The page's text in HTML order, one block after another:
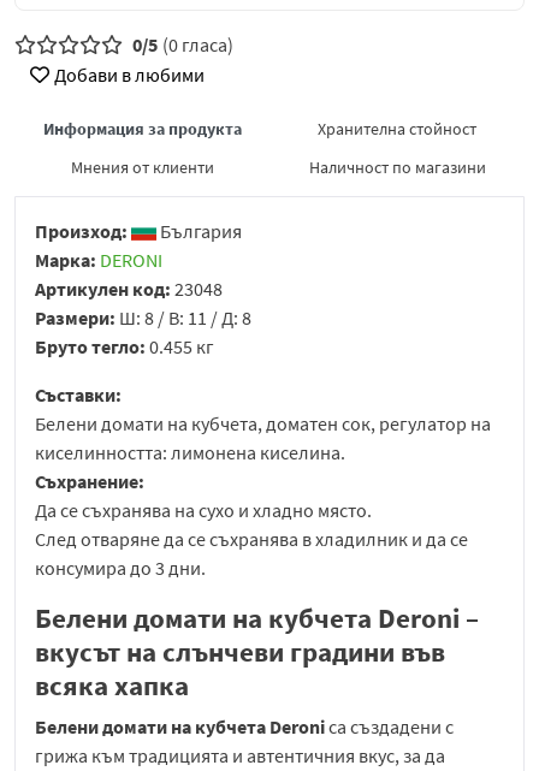
0/5 (0 гласа)
Добави в любими
Информация за продукта
Хранителна стойност
Мнения от клиенти
Наличност по магазини
Произход:
България
Марка: DERONI
Артикулен код: 23048
Размери: Ш: 8 / В: 11 / Д: 8
Бруто тегло: 0.455 кг
Съставки:
Белени домати на кубчета, доматен сок, регулатор на
киселинността: лимонена киселина.
Съхранение:
Да се съхранява на сухо и хладно място.
След отваряне да се съхранява в хладилник и да се
консумира до 3 дни.
Белени домати на кубчета Deroni –
вкусът на слънчеви градини във
всяка хапка
Белени домати на кубчета Deroniса създадени с
грижа към традицията и автентичния вкус, за да